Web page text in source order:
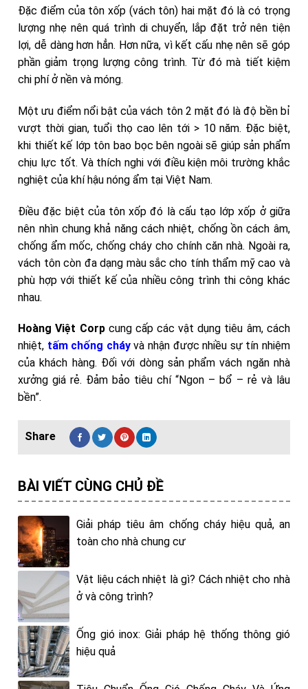
Đặc điểm của tôn xốp (vách tôn) hai mặt đó là có trọng
lượng nhẹ nên quá trình di chuyển, lắp đặt trở nên tiện
lợi, dễ dàng hơn hẳn. Hơn nữa, vì kết cấu nhẹ nên sẽ góp
phần giảm trọng lượng công trình. Từ đó mà tiết kiệm
chi phí ở nền và móng.
Một ưu điểm nổi bật của vách tôn 2 mặt đó là độ bền bỉ
vượt thời gian, tuổi thọ cao lên tới > 10 năm. Đặc biệt,
khi thiết kế lớp tôn bao bọc bên ngoài sẽ giúp sản phẩm
chịu lực tốt. Và thích nghi với điều kiện môi trường khắc
nghiệt của khí hậu nóng ẩm tại Việt Nam.
Điều đặc biệt của tôn xốp đó là cấu tạo lớp xốp ở giữa
nên nhìn chung khả năng cách nhiệt, chống ồn cách âm,
chống ẩm mốc, chống cháy cho chính căn nhà. Ngoài ra,
vách tôn còn đa dạng màu sắc cho tính thẩm mỹ cao và
phù hợp với thiết kế của nhiều công trình thi công khác
nhau.
Hoàng Việt Corpcung cấp các vật dụng tiêu âm, cách
nhiệt, tấm chống cháyvà nhận được nhiều sự tín nhiệm
của khách hàng. Đối với dòng sản phẩm vách ngăn nhà
xưởng giá rẻ. Đảm bảo tiêu chí “Ngon – bổ – rẻ và lâu
bền”.
BÀI VIẾT CÙNG CHỦ ĐỀ
Giải pháp tiêu âm chống cháy hiệu quả, an
toàn cho nhà chung cư
Vật liệu cách nhiệt là gì? Cách nhiệt cho nhà
ở và công trình?
Ống gió inox: Giải pháp hệ thống thông gió
hiệu quả